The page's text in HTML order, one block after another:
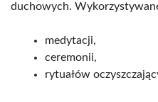
duchowych.
medytacji,
ceremonii,
rytuałów